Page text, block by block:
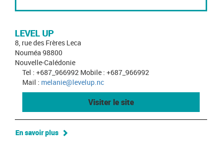
LEVEL UP
8, rue des Frères Leca
Nouméa 98800
Nouvelle-Calédonie
Tel : +687_966992 Mobile : +687_966992
Mail : melanie@levelup.nc
Visiter le site
En savoir plus